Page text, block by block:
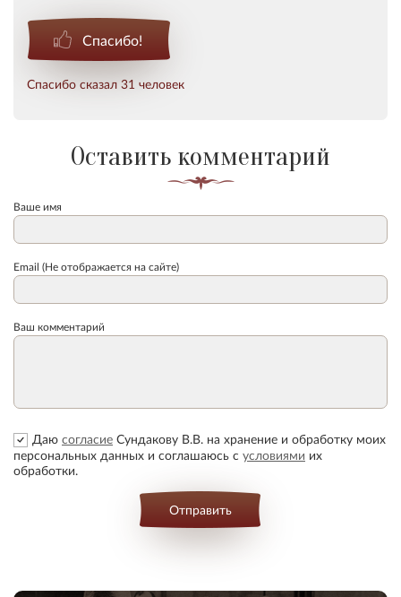
Спасибо!
Спасибо сказал 31 человек
Оставить комментарий
Ваше имя
Email (Не отображается на сайте)
Ваш комментарий
Даю согласие Сундакову В.В. на хранение и обработку моих
персональных данных и соглашаюсь с условиями их
обработки.
Отправить